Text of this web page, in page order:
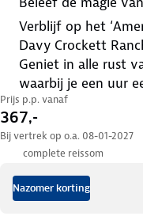
verblijf op het ‘Amerikaanse’ vakantiepark Disney
Davy Crockett
geniet in alle rust van het Park met Extra Magic Time
waarbij je een uur
Prijs p.p. vanaf
367,-
Bij vertrek op o.a. 08-01-2027
complete reissom
Nazomer korting